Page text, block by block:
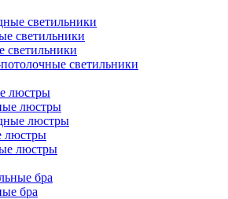
светильники
светильники
светильники
светильники
люстры
люстры
люстры
люстры
люстры
бра
бра